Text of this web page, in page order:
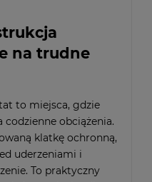
na trudne
to miejsca, gdzie
obciążenia.
klatkę ochronną,
uderzeniami i
To praktyczny